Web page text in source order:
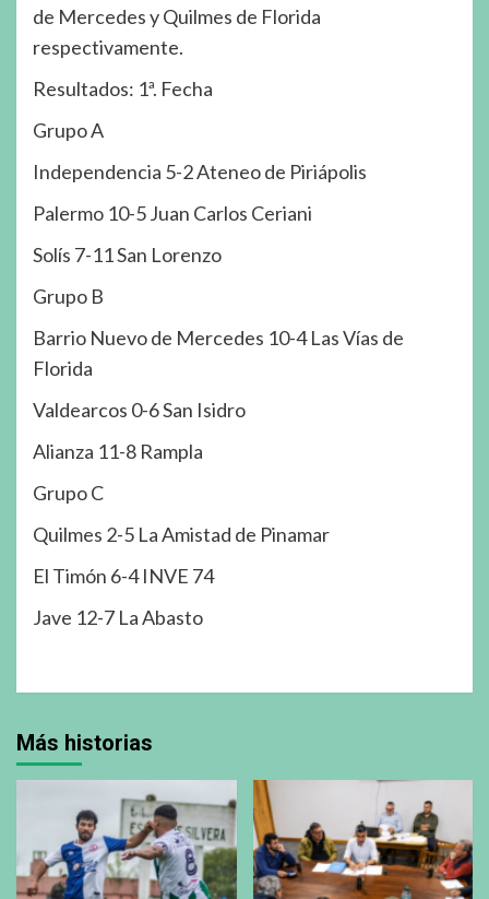
de Mercedes y Quilmes de Florida
respectivamente.
Resultados: 1ª. Fecha
Grupo A
Independencia 5-2 Ateneo de Piriápolis
Palermo 10-5 Juan Carlos Ceriani
Solís 7-11 San Lorenzo
Grupo B
Barrio Nuevo de Mercedes 10-4 Las Vías de
Florida
Valdearcos 0-6 San Isidro
Alianza 11-8 Rampla
Grupo C
Quilmes 2-5 La Amistad de Pinamar
El Timón 6-4 INVE 74
Jave 12-7 La Abasto
Más historias